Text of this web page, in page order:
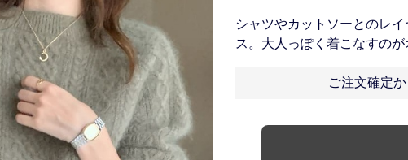
シャツやカットソーとのレ
ス。大人っぽく着こなすの
ご注文確定